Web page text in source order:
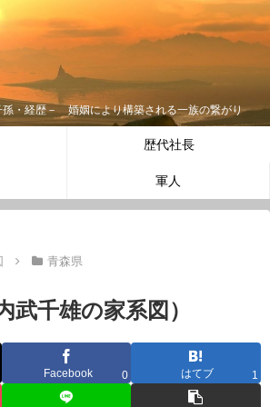
孫・経歴－ 婚姻により構築される一族の繋がり
歴代社長
軍人
青森県
武千雄の家系図）
Facebook 0 はてブ 1